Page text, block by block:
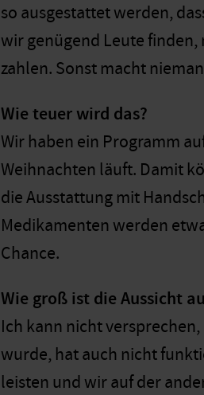
so ausgestattet werden,
wir genügend Leute
zahlen. Sonst macht
Wie teuer wird das?
Wir haben ein Programm
Weihnachten läuft. Damit
die Ausstattung mit
Medikamenten werden
Chance.
Wie groß ist die Aussicht
Ich kann nicht
wurde, hat auch nicht
leisten und wir auf der